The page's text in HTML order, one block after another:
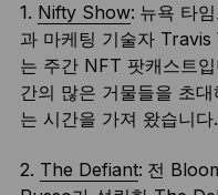
1. Nifty Show: 뉴욕 타
과 마케팅 기술자
는 주간 NFT 팟캐스트
간의 많은 거물들을 초
는 시간을 가져 왔습니다.
2. The Defiant: 전